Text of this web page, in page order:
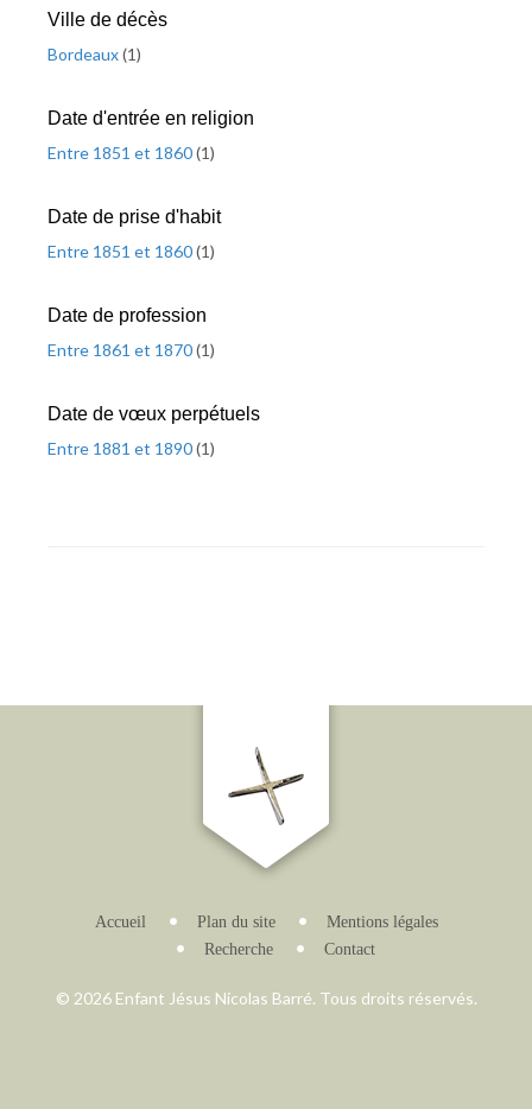
Ville de décès
Bordeaux(1)
Date d'entrée en religion
Entre 1851 et 1860(1)
Date de prise d'habit
Entre 1851 et 1860(1)
Date de profession
Entre 1861 et 1870(1)
Date de vœux perpétuels
Entre 1881 et 1890(1)
Accueil Plan du site
Mentions légales
Recherche
Contact
© 2026 Enfant Jésus Nicolas Barré. Tous droits réservés.